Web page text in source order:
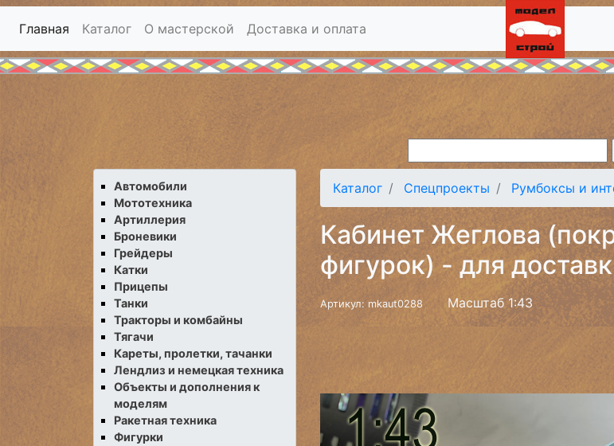
Главная Каталог О мастерской Доставка и оплата
Автомобили
Мототехника
Артиллерия
Броневики
Грейдеры
Катки
Прицепы
Танки
Тракторы и комбайны
Тягачи
Кареты, пролетки, тачанки
Лендлиз и немецкая техника
Объекты и дополнения к
моделям
Ракетная техника
Фигурки
Каталог Спецпроекты Румбоксы и
Кабинет Жеглова
фигурок) - для
Артикул: mkaut0288 Масштаб 1:43